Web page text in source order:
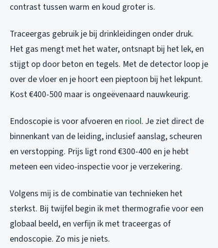
contrast tussen warm en koud groter is.
Traceergas gebruik je bij drinkleidingen onder druk.
Het gas mengt met het water, ontsnapt bij het lek, en
stijgt op door beton en tegels. Met de detector loop je
over de vloer en je hoort een pieptoon bij het lekpunt.
Kost €400-500 maar is ongeëvenaard nauwkeurig.
Endoscopie is voor afvoeren en riool. Je ziet direct de
binnenkant van de leiding, inclusief aanslag, scheuren
en verstopping. Prijs ligt rond €300-400 en je hebt
meteen een video-inspectie voor je verzekering.
Volgens mij is de combinatie van technieken het
sterkst. Bij twijfel begin ik met thermografie voor een
globaal beeld, en verfijn ik met traceergas of
endoscopie. Zo mis je niets.